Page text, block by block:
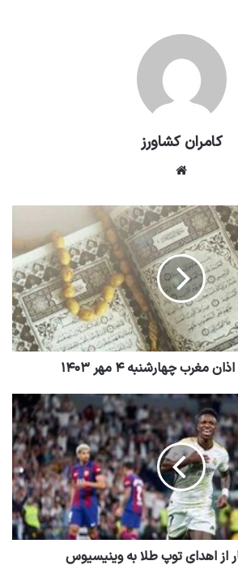
کامران کشاورز
چهارشنبه ۴ مهر ۱۴۰۳
از اهدای توپ طلا به وینیسیوس